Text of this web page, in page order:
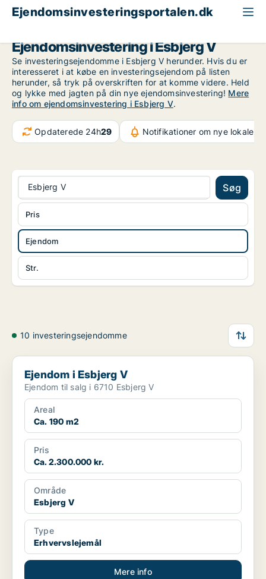
Ejendomsinvesteringsportalen.dk
Ejendomsinvestering i Esbjerg V
Se investeringsejendomme i Esbjerg V herunder. Hvis du er
interesseret i at købe en investeringsejendom på listen
herunder, så tryk på overskriften for at komme videre. Held
og lykke med jagten på din nye ejendomsinvestering! Mere
info om ejendomsinvestering i Esbjerg V.
Opdaterede 24h29 Notifikationer om nye lokaler
Esbjerg V Søg
Ejendom
Str.
Pris
10 investeringsejendomme
Ejendom i Esbjerg V
Ejendom i Esbjerg V
Ejendom til salg i 6710 Esbjerg V
Areal
Ca. 190 m2
Pris
Ca. 2.300.000 kr.
Område
Esbjerg V
Type
Erhvervslejemål
Mere info